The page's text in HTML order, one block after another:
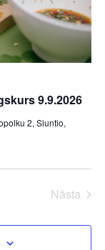
9.9.2026
2, Siuntio,
Nästa